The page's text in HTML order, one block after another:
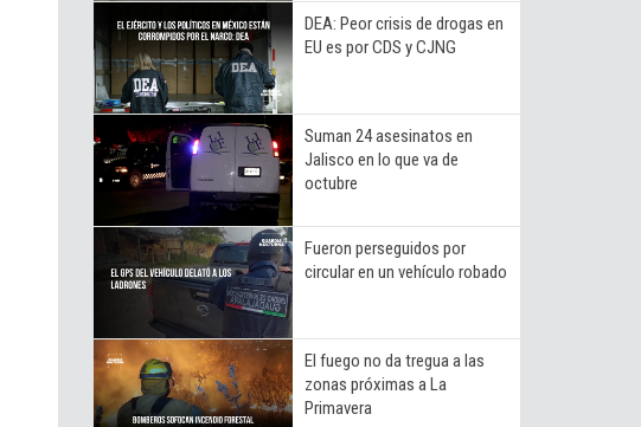
DEA: Peor crisis de drogas en
EU es por CDS y CJNG
Suman 24 asesinatos en
Jalisco en lo que va de
octubre
Fueron perseguidos por
circular en un vehículo robado
El fuego no da tregua a las
zonas próximas a La
Primavera